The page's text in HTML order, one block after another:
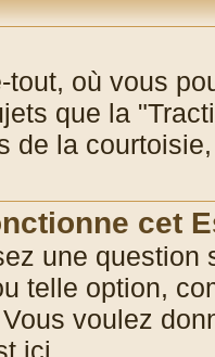
tout, où vous
que la
de la
cet
une question
telle option,
voulez
ici............